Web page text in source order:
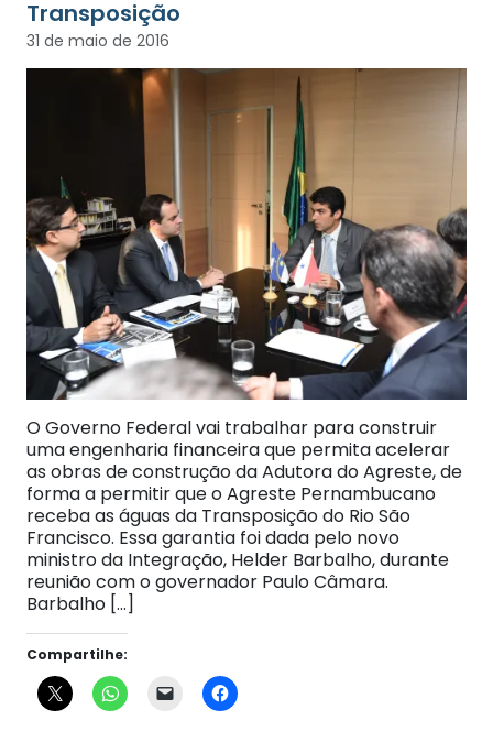
Transposição
31 de maio de 2016
O Governo Federal vai trabalhar para construir
uma engenharia financeira que permita acelerar
as obras de construção da Adutora do Agreste, de
forma a permitir que o Agreste Pernambucano
receba as águas da Transposição do Rio São
Francisco. Essa garantia foi dada pelo novo
ministro da Integração, Helder Barbalho, durante
reunião com o governador Paulo Câmara.
Barbalho […]
Compartilhe: